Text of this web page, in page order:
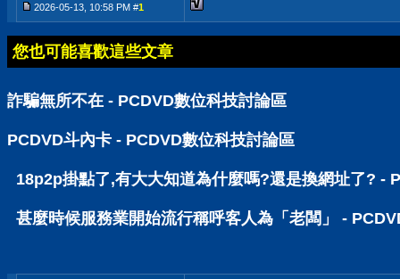
2026-05-13, 10:58 PM #1
您也可能喜歡這些文章
詐騙無所不在 - PCDVD數位科技討論區
PCDVD斗內卡 - PCDVD數位科技討論區
18p2p掛點了,有大大知道為什麼嗎?還是換網址了? -
甚麼時候服務業開始流行稱呼客人為「老闆」 -